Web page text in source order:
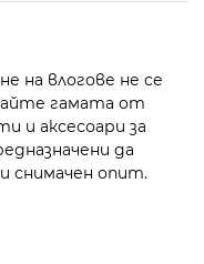
на влогове не се
гамата от
и аксесоари за
да
снимачен опит.